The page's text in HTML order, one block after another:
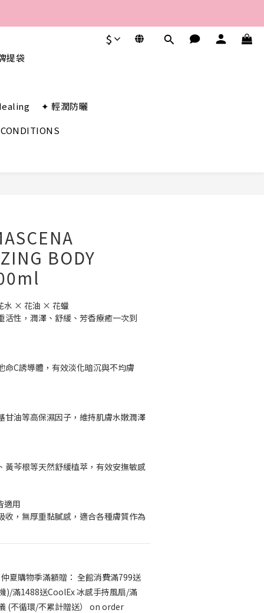
$
提袋
✦ 輕潤防曬
BODY
水 × 花油 × 花蠟
活性，潤澤、舒緩、芳香療癒一次到
命C誘導體，有效淡化暗沉與不均膚
甘油等高保濕因子，維持肌膚水嫩潤澤
黃芩根等天然舒緩植萃，有效安撫敏感
適用
收，無厚重黏膩感，適合各種膚質作為
夏購物季滿額贈： 全館消費滿799送
)/滿1488送CoolEx 冰感手持風扇/滿
(不循環/不累計贈送） on order